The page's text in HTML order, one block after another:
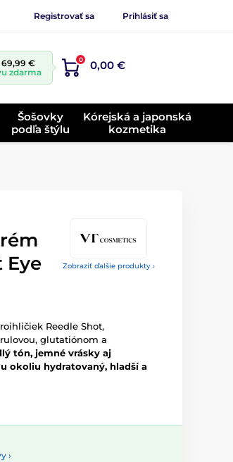
Registrovať sa Prihlásiť sa
69,99 €
zdarma
0 0,00 €
Šošovky
podľa štýlu
Kórejská a japonská
kozmetika
Zobraziť ďalšie produkty ›
Eye
Reedle Shot,
glutatiónom a
tón, jemné vrásky aj
okoliu hydratovaný, hladší a
›